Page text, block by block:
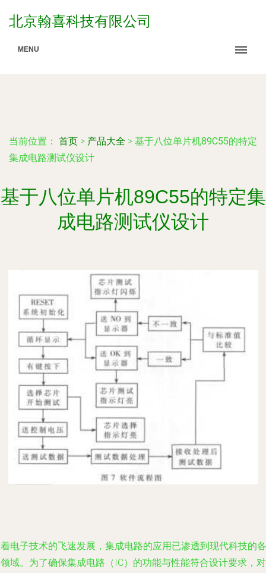
北京翰喜科技有限公司
MENU
当前位置： 首页 > 产品大全 > 基于八位单片机89C55的特定
集成电路测试仪设计
基于八位单片机89C55的特定集
成电路测试仪设计
电子技术的飞速发展，集成电路的应用已渗透到现代科技的各
域。为了确保集成电路（IC）的功能与性能符合设计要求，对